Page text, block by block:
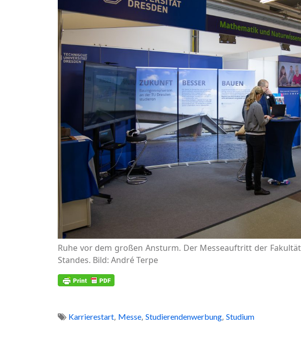
Ruhe vor dem großen Ansturm. Der Messeauftritt der
Standes. Bild: André Terpe
Karrierestart, Messe, Studierendenwerbung, Studium